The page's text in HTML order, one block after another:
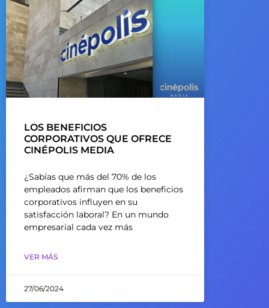
LOS BENEFICIOS
CORPORATIVOS QUE OFRECE
CINÉPOLIS MEDIA
¿Sabías que más del 70% de los
empleados afirman que los beneficios
corporativos influyen en su
satisfacción laboral? En un mundo
empresarial cada vez más
VER MÁS
27/06/2024